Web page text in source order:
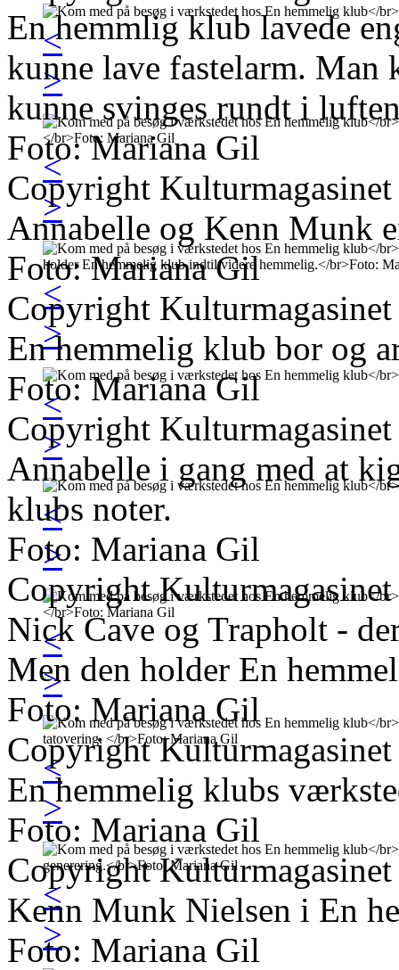
<
>
<
>
<
>
<
>
<
>
<
>
<
>
<
>
En hemmlig klub lavede
kunne lave fastelarm. Man
kunne svinges rundt i
Foto: Mariana Gil
Copyright
Annabelle og Kenn Munk
Foto: Mariana Gil
Copyright
En hemmelig klub bor og
Foto: Mariana Gil
Copyright
Annabelle i gang med at
klubs noter.
Foto: Mariana Gil
Copyright
Nick Cave og Trapholt -
Men den holder En
Foto: Mariana Gil
Copyright
En hemmelig klubs
Foto: Mariana Gil
Copyright
Kenn Munk Nielsen i En
Foto: Mariana Gil